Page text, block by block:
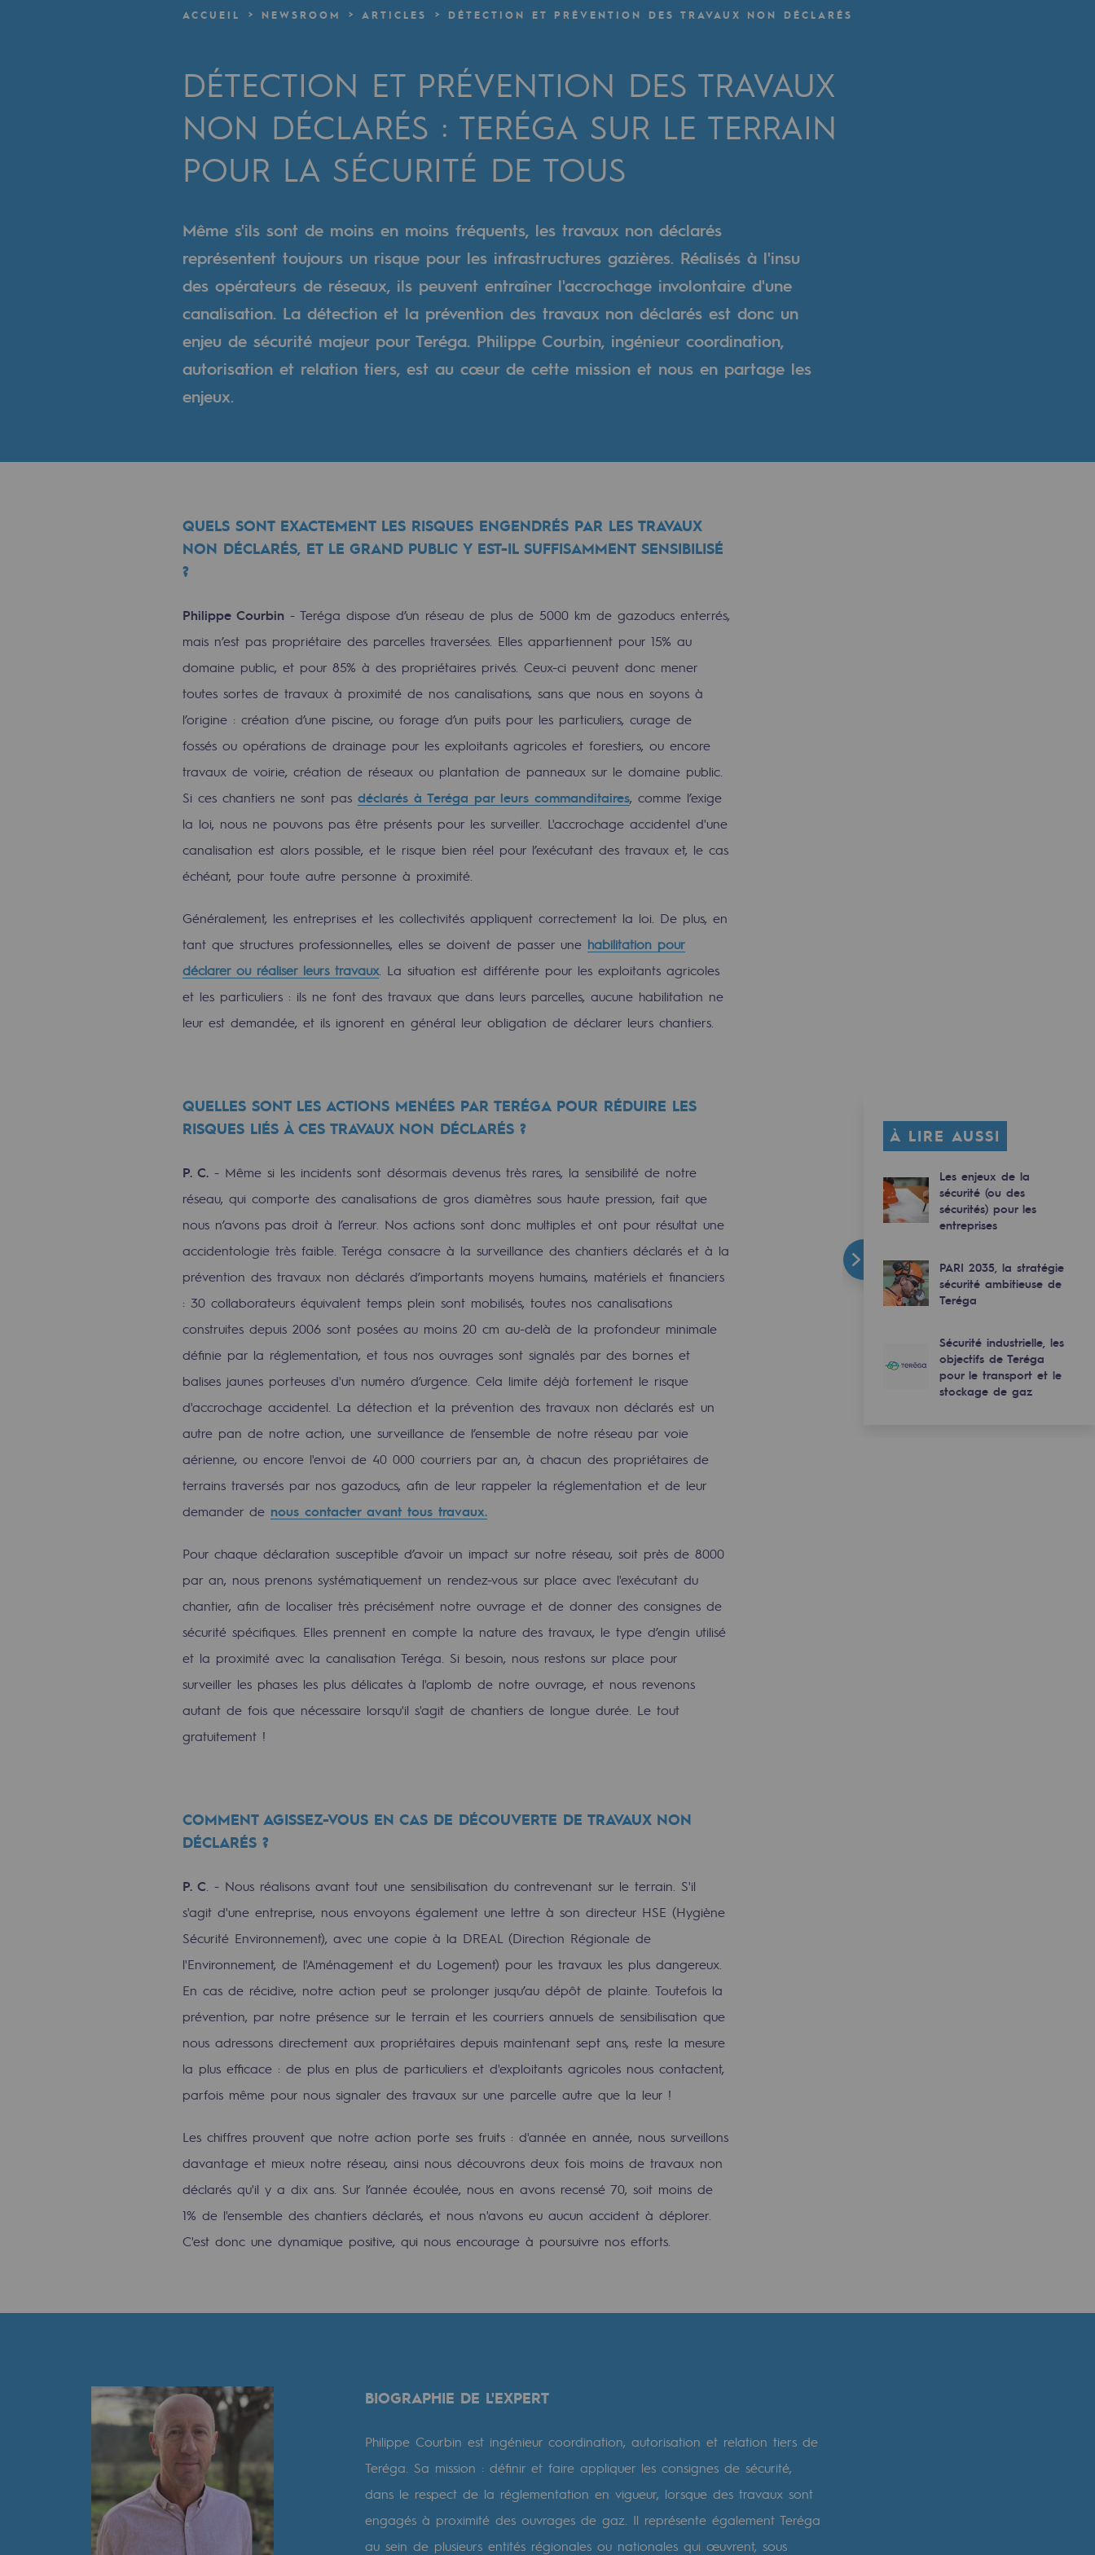
Un réseau local et européen
Une organisation adaptative et ouverte
Transversalité et Collaboratif
Une organisation certifiée
Notre organisation
Notre organisation
Où nous trouver
Les énergies d'avenir
Les énergies d'avenir
Gaz renouvelables et procédés durables
Gaz renouvelables et procédés durables
Pyrogazéification et gazéification hydrothermale
Nouveaux usages
Concertations CH4, H2 et CO2
Espace pédagogique
2050 : un monde d’énergies renouvelables et bas carbone
Objectif Hydrogène
Acteur engagé
Acteur engagé
Responsabilité environnementale
Responsabilité environnementale
BE POSITIF, le programme de responsabilité environnementale
Décarbonation : une priorité
Limitation des émissions atmosphériques
Gestion de l'énergie
Préservation de la biodiversité
Gestion des impacts
Responsabilité sociale et territoriale
Responsabilité sociale et territoriale
Energiz Mouv
Le programme social et territorial de Teréga
Notre investissement dans les compétences
Mixité et égalité Femme-Homme
PARI 2035, le programme de sécurité
Sécurité et cybersécurité
Sécurité industrielle
Gouvernance responsable
CADRE, le programme gouvernance
Organisation
Éthique et conformité
Achats responsables
ACCUEIL NEWSROOM ARTICLES DÉTECTION ET PRÉVENTION DES TRAVAUX NON DÉCLARÉS
DÉTECTION ET PRÉVENTION DES TRAVAUX
NON DÉCLARÉS : TERÉGA SUR LE TERRAIN
POUR LA SÉCURITÉ DE TOUS
Même s'ils sont de moins en moins fréquents, les travaux non déclarés
représentent toujours un risque pour les infrastructures gazières. Réalisés à l'insu
des opérateurs de réseaux, ils peuvent entraîner l'accrochage involontaire d'une
canalisation. La détection et la prévention des travaux non déclarés est donc un
enjeu de sécurité majeur pour Teréga. Philippe Courbin, ingénieur coordination,
autorisation et relation tiers, est au cœur de cette mission et nous en partage les
enjeux.
QUELS SONT EXACTEMENT LES RISQUES ENGENDRÉS PAR LES TRAVAUX
NON DÉCLARÉS, ET LE GRAND PUBLIC Y EST-IL SUFFISAMMENT SENSIBILISÉ
?
Philippe Courbin - Teréga dispose d’un réseau de plus de 5000 km de gazoducs enterrés,
mais n’est pas propriétaire des parcelles traversées. Elles appartiennent pour 15% au
domaine public, et pour 85% à des propriétaires privés. Ceux-ci peuvent donc mener
toutes sortes de travaux à proximité de nos canalisations, sans que nous en soyons à
l’origine : création d’une piscine, ou forage d’un puits pour les particuliers, curage de
fossés ou opérations de drainage pour les exploitants agricoles et forestiers, ou encore
travaux de voirie, création de réseaux ou plantation de panneaux sur le domaine public.
Si ces chantiers ne sont pas déclarés à Teréga par leurs commanditaires, comme l’exige
la loi, nous ne pouvons pas être présents pour les surveiller. L'accrochage accidentel d'une
canalisation est alors possible, et le risque bien réel pour l’exécutant des travaux et, le cas
échéant, pour toute autre personne à proximité.
Généralement, les entreprises et les collectivités appliquent correctement la loi. De plus, en
tant que structures professionnelles, elles se doivent de passer une habilitation pour
déclarer ou réaliser leurs travaux . La situation est différente pour les exploitants agricoles
et les particuliers : ils ne font des travaux que dans leurs parcelles, aucune habilitation ne
leur est demandée, et ils ignorent en général leur obligation de déclarer leurs chantiers.
QUELLES SONT LES ACTIONS MENÉES PAR TERÉGA POUR RÉDUIRE LES
RISQUES LIÉS À CES TRAVAUX NON DÉCLARÉS ?
P. C. - Même si les incidents sont désormais devenus très rares, la sensibilité de notre
réseau, qui comporte des canalisations de gros diamètres sous haute pression, fait que
nous n’avons pas droit à l’erreur. Nos actions sont donc multiples et ont pour résultat une
accidentologie très faible. Teréga consacre à la surveillance des chantiers déclarés et à la
prévention des travaux non déclarés d’importants moyens humains, matériels et financiers
: 30 collaborateurs équivalent temps plein sont mobilisés, toutes nos canalisations
construites depuis 2006 sont posées au moins 20 cm au-delà de la profondeur minimale
définie par la réglementation, et tous nos ouvrages sont signalés par des bornes et
balises jaunes porteuses d'un numéro d’urgence. Cela limite déjà fortement le risque
d'accrochage accidentel. La détection et la prévention des travaux non déclarés est un
autre pan de notre action, une surveillance de l’ensemble de notre réseau par voie
aérienne, ou encore l'envoi de 40 000 courriers par an, à chacun des propriétaires de
terrains traversés par nos gazoducs, afin de leur rappeler la réglementation et de leur
demander de nous contacter avant tous travaux.
Pour chaque déclaration susceptible d’avoir un impact sur notre réseau, soit près de 8000
par an, nous prenons systématiquement un rendez-vous sur place avec l'exécutant du
chantier, afin de localiser très précisément notre ouvrage et de donner des consignes de
sécurité spécifiques. Elles prennent en compte la nature des travaux, le type d’engin utilisé
et la proximité avec la canalisation Teréga. Si besoin, nous restons sur place pour
surveiller les phases les plus délicates à l'aplomb de notre ouvrage, et nous revenons
autant de fois que nécessaire lorsqu'il s'agit de chantiers de longue durée. Le tout
gratuitement !
COMMENT AGISSEZ-VOUS EN CAS DE DÉCOUVERTE DE TRAVAUX NON
DÉCLARÉS ?
P. C . - Nous réalisons avant tout une sensibilisation du contrevenant sur le terrain. S'il
s'agit d'une entreprise, nous envoyons également une lettre à son directeur HSE (Hygiène
Sécurité Environnement), avec une copie à la DREAL (Direction Régionale de
l'Environnement, de l'Aménagement et du Logement) pour les travaux les plus dangereux.
En cas de récidive, notre action peut se prolonger jusqu’au dépôt de plainte. Toutefois la
prévention, par notre présence sur le terrain et les courriers annuels de sensibilisation que
nous adressons directement aux propriétaires depuis maintenant sept ans, reste la mesure
la plus efficace : de plus en plus de particuliers et d'exploitants agricoles nous contactent,
parfois même pour nous signaler des travaux sur une parcelle autre que la leur !
Les chiffres prouvent que notre action porte ses fruits : d'année en année, nous surveillons
davantage et mieux notre réseau, ainsi nous découvrons deux fois moins de travaux non
déclarés qu'il y a dix ans. Sur l’année écoulée, nous en avons recensé 70, soit moins de
1% de l'ensemble des chantiers déclarés, et nous n'avons eu aucun accident à déplorer.
C'est donc une dynamique positive, qui nous encourage à poursuivre nos efforts.
BIOGRAPHIE DE L'EXPERT
Philippe Courbin est ingénieur coordination, autorisation et relation tiers de
Teréga. Sa mission : définir et faire appliquer les consignes de sécurité,
dans le respect de la réglementation en vigueur, lorsque des travaux sont
engagés à proximité des ouvrages de gaz. Il représente également Teréga
au sein de plusieurs entités régionales ou nationales qui œuvrent, sous
À LIRE AUSSI
Les enjeux de la
sécurité (ou des
sécurités) pour les
entreprises
PARI 2035, la stratégie
sécurité ambitieuse de
Teréga
Sécurité industrielle, les
objectifs de Teréga
pour le transport et le
stockage de gaz